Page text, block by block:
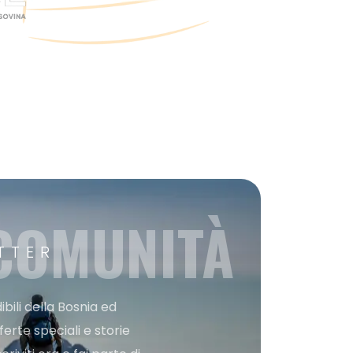
della Bosnia ed
speciali e storie